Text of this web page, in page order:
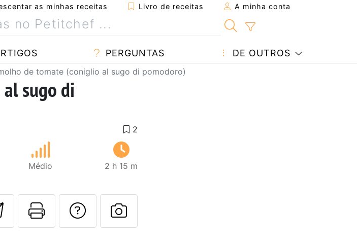
as minhas receitas Livro de receitas A minha conta
PERGUNTAS DE OUTROS
de tomate (coniglio al sugo di pomodoro)
sugo di
Médio 2 h 15 m
Enviar esta receita a um amigo
Imprima esta página
Falar com o autor da receita
Fez esta receita? Compartilhe